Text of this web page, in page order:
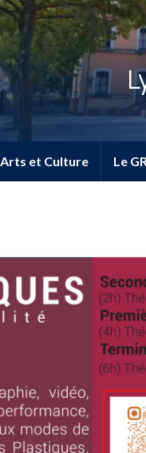
Arts et Culture Le